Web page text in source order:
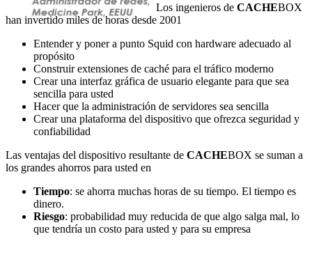
Los ingenieros de CACHEBOX
han invertido miles de horas desde 2001
Entender y poner a punto Squid con hardware adecuado al
propósito
Construir extensiones de caché para el tráfico moderno
Crear una interfaz gráfica de usuario elegante para que sea
sencilla para usted
Hacer que la administración de servidores sea sencilla
Crear una plataforma del dispositivo que ofrezca seguridad y
confiabilidad
Las ventajas del dispositivo resultante de CACHEBOX se suman a
los grandes ahorros para usted en
Tiempo: se ahorra muchas horas de su tiempo. El tiempo es
dinero.
Riesgo: probabilidad muy reducida de que algo salga mal, lo
que tendría un costo para usted y para su empresa